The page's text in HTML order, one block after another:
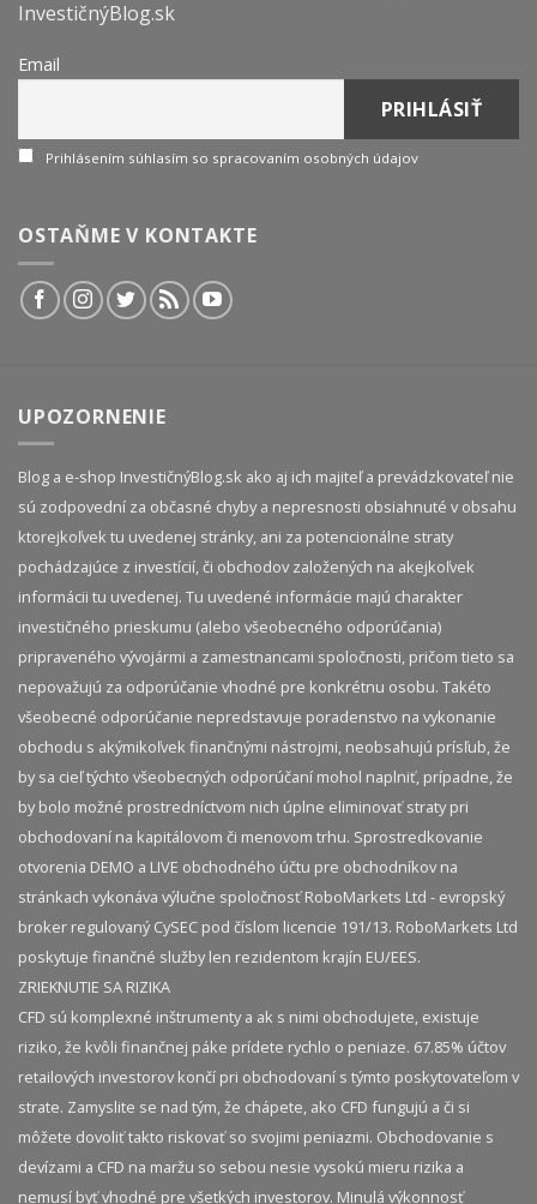
InvestičnýBlog.sk
Email
Prihlásením súhlasím so spracovaním osobných údajov
OSTAŇME V KONTAKTE
UPOZORNENIE
Blog a e-shop InvestičnýBlog.sk ako aj ich majiteľ a prevádzkovateľ nie
sú zodpovední za občasné chyby a nepresnosti obsiahnuté v obsahu
ktorejkoľvek tu uvedenej stránky, ani za potencionálne straty
pochádzajúce z investícií, či obchodov založených na akejkoľvek
informácii tu uvedenej. Tu uvedené informácie majú charakter
investičného prieskumu (alebo všeobecného odporúčania)
pripraveného vývojármi a zamestnancami spoločnosti, pričom tieto sa
nepovažujú za odporúčanie vhodné pre konkrétnu osobu. Takéto
všeobecné odporúčanie nepredstavuje poradenstvo na vykonanie
obchodu s akýmikoľvek finančnými nástrojmi, neobsahujú prísľub, že
by sa cieľ týchto všeobecných odporúčaní mohol naplniť, prípadne, že
by bolo možné prostredníctvom nich úplne eliminovať straty pri
obchodovaní na kapitálovom či menovom trhu. Sprostredkovanie
otvorenia DEMO a LIVE obchodného účtu pre obchodníkov na
stránkach vykonáva výlučne spoločnosť RoboMarkets Ltd - evropský
broker regulovaný CySEC pod číslom licencie 191/13. RoboMarkets Ltd
poskytuje finančné služby len rezidentom krajín EU/EES.
ZRIEKNUTIE SA RIZIKA
CFD sú komplexné inštrumenty a ak s nimi obchodujete, existuje
riziko, že kvôli finančnej páke prídete rychlo o peniaze. 67.85% účtov
retailových investorov končí pri obchodovaní s týmto poskytovateľom v
strate. Zamyslite se nad tým, že chápete, ako CFD fungujú a či si
môžete dovoliť takto riskovať so svojimi peniazmi. Obchodovanie s
devízami a CFD na maržu so sebou nesie vysokú mieru rizika a
nemusí byť vhodné pre všetkých investorov. Minulá výkonnosť